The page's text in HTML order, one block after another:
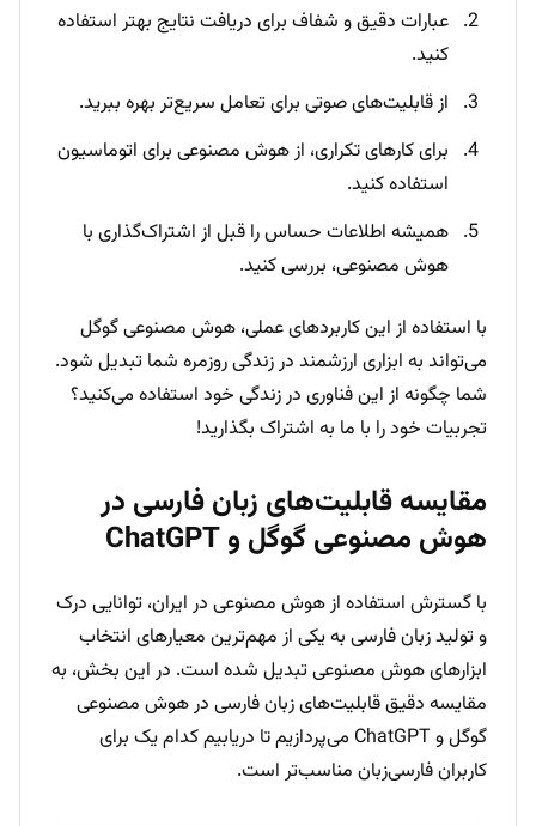
عبارات دقیق و شفاف برای دریافت نتایج بهتر استفاده
کنید.
از قابلیت‌های صوتی برای تعامل سریع‌تر بهره ببرید.
برای کارهای تکراری، از هوش مصنوعی برای اتوماسیون
استفاده کنید.
همیشه اطلاعات حساس را قبل از اشتراک‌گذاری با
هوش مصنوعی، بررسی کنید.
با استفاده از این کاربردهای عملی، هوش مصنوعی گوگل
می‌تواند به ابزاری ارزشمند در زندگی روزمره شما تبدیل شود.
شما چگونه از این فناوری در زندگی خود استفاده می‌کنید؟
تجربیات خود را با ما به اشتراک بگذارید!
مقایسه قابلیت‌های زبان فارسی در
هوش مصنوعی گوگل و ChatGPT
با گسترش استفاده از هوش مصنوعی در ایران، توانایی درک
و تولید زبان فارسی به یکی از مهم‌ترین معیارهای انتخاب
ابزارهای هوش مصنوعی تبدیل شده است. در این بخش، به
مقایسه دقیق قابلیت‌های زبان فارسی در هوش مصنوعی
گوگل و ChatGPT می‌پردازیم تا دریابیم کدام یک برای
کاربران فارسی‌زبان مناسب‌تر است.